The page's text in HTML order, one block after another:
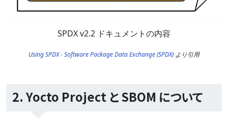
SPDX v2.2 ドキュメントの内容
Using SPDX - Software Package Data Exchange (SPDX) より引用
2. Yocto Project と SBOM について